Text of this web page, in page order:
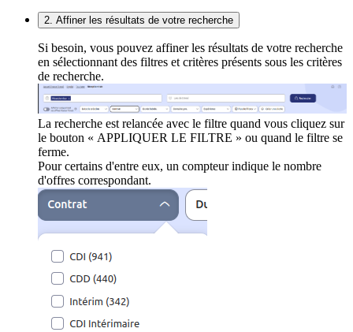
2. Affiner les résultats de votre recherche
Si besoin, vous pouvez affiner les résultats de votre recherche
en sélectionnant des filtres et critères présents sous les critères
de recherche.
La recherche est relancée avec le filtre quand vous cliquez sur
le bouton « APPLIQUER LE FILTRE » ou quand le filtre se
ferme.
Pour certains d'entre eux, un compteur indique le nombre
d'offres correspondant.